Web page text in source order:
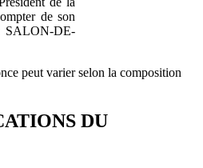
de son
SALON-DE-
peut varier selon la composition
DU